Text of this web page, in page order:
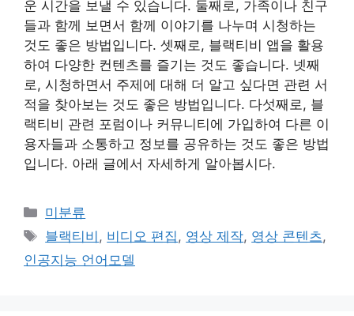
운 시간을 보낼 수 있습니다. 둘째로, 가족이나 친구
들과 함께 보면서 함께 이야기를 나누며 시청하는
것도 좋은 방법입니다. 셋째로, 블랙티비 앱을 활용
하여 다양한 컨텐츠를 즐기는 것도 좋습니다. 넷째
로, 시청하면서 주제에 대해 더 알고 싶다면 관련 서
적을 찾아보는 것도 좋은 방법입니다. 다섯째로, 블
랙티비 관련 포럼이나 커뮤니티에 가입하여 다른 이
용자들과 소통하고 정보를 공유하는 것도 좋은 방법
입니다. 아래 글에서 자세하게 알아봅시다.
Categories
미분류
Tags
블랙티비 , 비디오 편집 , 영상 제작, 영상 콘텐츠,
인공지능 언어모델